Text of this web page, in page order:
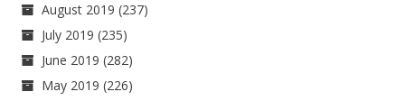
August 2019 (237)
July 2019 (235)
June 2019 (282)
May 2019 (226)